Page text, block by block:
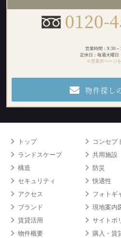
0120-
営業時間：9:30～
定休日：毎週火曜日
※営業所ページ
物件探し
トップ
コンセプ
ランドスケープ
共用施設
構造
防災
セキュリティ
快適性
アクセス
フォトギ
ブランド
現地案内
賃貸活用
サイトポ
物件概要
購入・賃